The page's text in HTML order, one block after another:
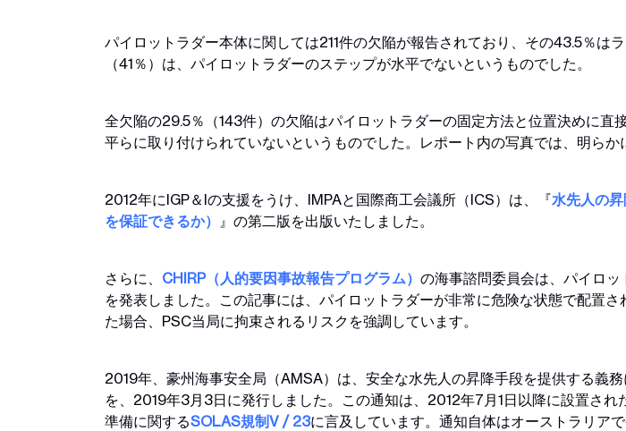
パイロットラダー本体に関しては211件の欠陥が報告されており、その43.5％
（41％）は、パイロットラダーのステップが水平でないというものでした。
全欠陥の29.5％（143件）の欠陥はパイロットラダーの固定方法と位置決めに
平らに取り付けられていないというものでした。レポート内の写真では、明らか
2012年にIGP＆Iの支援をうけ、IMPAと国際商工会議所（ICS）は、『水先人の
を保証できるか） 』の第二版を出版いたしました。
さらに、 CHIRP（人的要因事故報告プログラム） の海事諮問委員会は、パイロ
を発表しました。この記事には、パイロットラダーが非常に危険な状態で配置
た場合、PSC当局に拘束されるリスクを強調しています。
2019年、豪州海事安全局（AMSA）は、安全な水先人の昇降手段を提供する義
を、2019年3月3日に発行しました。この通知は、2012年7月1日以降に設置さ
準備に関するSOLAS規制V / 23に言及しています。通知自体はオーストラリア